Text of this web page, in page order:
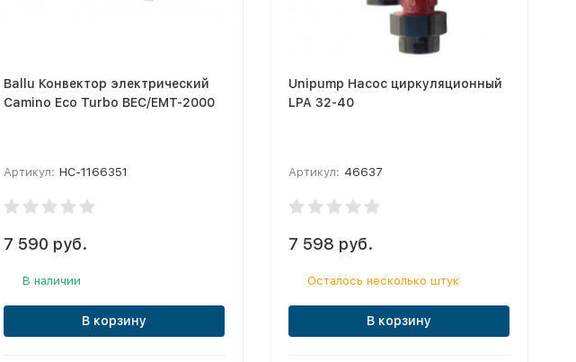
Ballu Конвектор электрический
Camino Eco Turbo BEC/EMT-2000
Артикул: НС-1166351
7 590 руб.
В наличии
В корзину
Unipump Насос циркуляционный
LPA 32-40
Артикул: 46637
7 598 руб.
Осталось несколько штук
В корзину